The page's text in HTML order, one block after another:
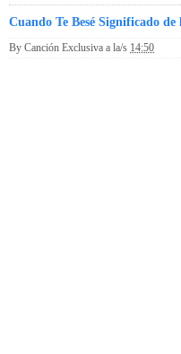
Cuando Te Besé Significado
By Canción Exclusiva a la/s 14:50